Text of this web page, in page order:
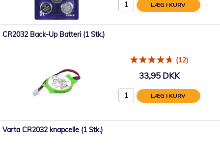
LÆG I KURV
CR2032 Back-Up Batteri (1 Stk.)
(12)
33,95 DKK
LÆG I KURV
Varta CR2032 knapcelle (1 Stk.)